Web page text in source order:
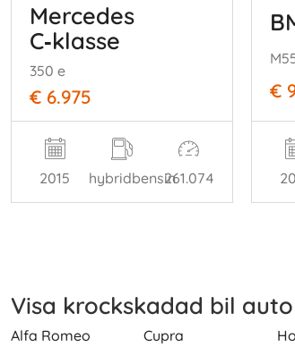
Mercedes
C‑klasse
350 e
€ 6.975
2015 hybridbensin261.074
€
Visa krockskadad bil
Alfa Romeo
Cupra